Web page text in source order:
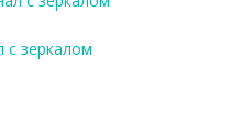
зеркалом